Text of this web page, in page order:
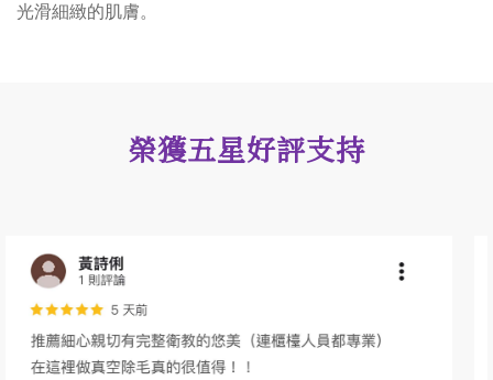
光滑細緻的肌膚。
榮獲五星好評支持